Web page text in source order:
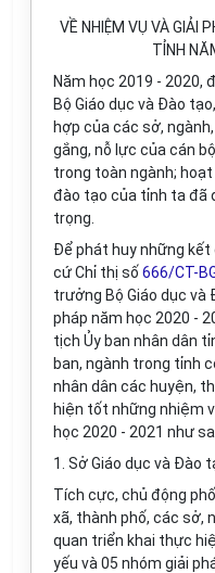
VỀ NHIỆM VỤ VÀ GIẢI
TỈNH
Năm học 2019 - 2020,
Bộ Giáo dục và Đào
hợp của các sở,
gắng, nỗ lực của cán
trong toàn ngành;
đào tạo của tỉnh ta đã
trọng.
Để phát huy những
cứ Chỉ thị số 666/CT-
trưởng Bộ Giáo dục và
pháp năm học 2020 -
tịch Ủy ban nhân dân
ban, ngành trong tỉnh
nhân dân các huyện,
hiện tốt những nhiệm
học 2020 - 2021 như
1. Sở Giáo dục và Đào
Tích cực, chủ động
xã, thành phố, các sở,
quan triển khai thực
yếu và 05 nhóm giải